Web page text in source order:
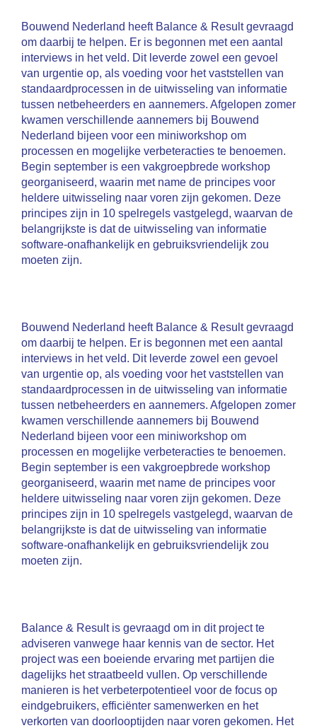
Bouwend Nederland heeft Balance & Result gevraagd
om daarbij te helpen. Er is begonnen met een aantal
interviews in het veld. Dit leverde zowel een gevoel
van urgentie op, als voeding voor het vaststellen van
standaardprocessen in de uitwisseling van informatie
tussen netbeheerders en aannemers. Afgelopen zomer
kwamen verschillende aannemers bij Bouwend
Nederland bijeen voor een miniworkshop om
processen en mogelijke verbeteracties te benoemen.
Begin september is een vakgroepbrede workshop
georganiseerd, waarin met name de principes voor
heldere uitwisseling naar voren zijn gekomen. Deze
principes zijn in 10 spelregels vastgelegd, waarvan de
belangrijkste is dat de uitwisseling van informatie
software-onafhankelijk en gebruiksvriendelijk zou
moeten zijn.
Bouwend Nederland heeft Balance & Result gevraagd
om daarbij te helpen. Er is begonnen met een aantal
interviews in het veld. Dit leverde zowel een gevoel
van urgentie op, als voeding voor het vaststellen van
standaardprocessen in de uitwisseling van informatie
tussen netbeheerders en aannemers. Afgelopen zomer
kwamen verschillende aannemers bij Bouwend
Nederland bijeen voor een miniworkshop om
processen en mogelijke verbeteracties te benoemen.
Begin september is een vakgroepbrede workshop
georganiseerd, waarin met name de principes voor
heldere uitwisseling naar voren zijn gekomen. Deze
principes zijn in 10 spelregels vastgelegd, waarvan de
belangrijkste is dat de uitwisseling van informatie
software-onafhankelijk en gebruiksvriendelijk zou
moeten zijn.
Balance & Result is gevraagd om in dit project te
adviseren vanwege haar kennis van de sector. Het
project was een boeiende ervaring met partijen die
dagelijks het straatbeeld vullen. Op verschillende
manieren is het verbeterpotentieel voor de focus op
eindgebruikers, efficiënter samenwerken en het
verkorten van doorlooptijden naar voren gekomen. Het